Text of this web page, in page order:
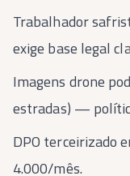
Trabalhador
exige base legal
Imagens drone
estradas) —
DPO terceirizado
4.000/mês.